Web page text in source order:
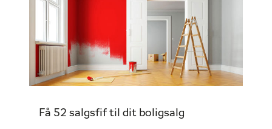
Få 52 salgsfif til dit boligsalg